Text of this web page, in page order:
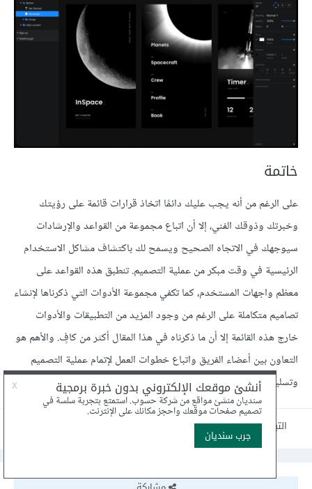
خاتمة
على الرغم من أنه يجب عليك دائمًا اتخاذ قرارات قائمة على رؤيتك
وخبرتك وذوقك الفني، إلا أن اتباع مجموعة من القواعد والإرشادات
سيوجهك في الاتجاه الصحيح ويسمح لك باكتشاف مشاكل الاستخدام
الرئيسية في وقت مبكر من عملية التصميم. تنطبق هذه القواعد على
معظم واجهات المستخدم، كما تكفي مجموعة الأدوات التي ذكرناها لإنشاء
تصاميم متكاملة على الرغم من وجود المزيد من التطبيقات والأدوات
خارج هذه القائمة إلا أن ما ذكرناه في هذا المقال أكثر من كافٍ. والأهم هو
التعاون بين أعضاء الفريق واتباع خطوات العمل لإتمام عملية التصميم
وتسليم المشروع إلى العميل.
التبليغ عن مقال